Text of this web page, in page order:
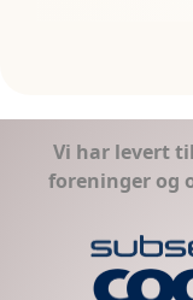
Vi har levert
foreninger og